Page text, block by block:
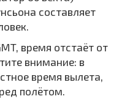
составляет
время отстаёт от
внимание: в
время вылета,
полётом.